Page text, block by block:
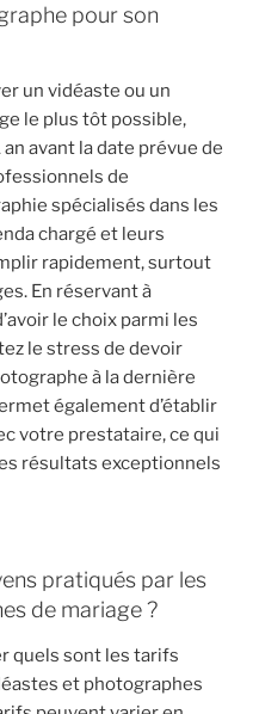
pour son
un vidéaste ou un
le plus tôt possible,
avant la date prévue de
de
spécialisés dans les
chargé et leurs
rapidement, surtout
En réservant à
le choix parmi les
le stress de devoir
à la dernière
également d’établir
votre prestataire, ce qui
résultats exceptionnels
pratiqués par les
de mariage ?
quels sont les tarifs
et photographes